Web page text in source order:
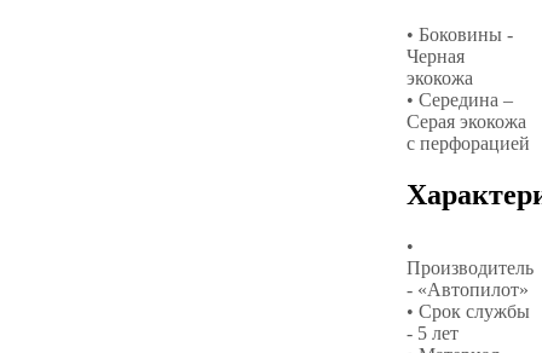
• Боковины -
Черная
экокожа
• Середина –
Серая экокожа
с перфорацией
•
Производитель
- «Автопилот»
• Срок службы
- 5 лет